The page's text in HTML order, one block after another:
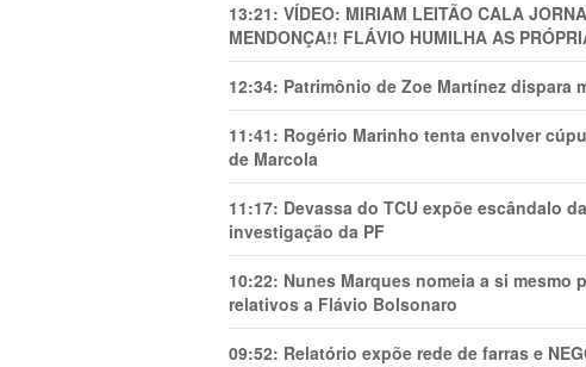
13:21: VÍDEO: MIRIAM LEITÃO CALA
MENDONÇA!! FLÁVIO HUMILHA AS
12:34: Patrimônio de Zoe Martínez dispara
11:41: Rogério Marinho tenta envolver
de Marcola
11:17: Devassa do TCU expõe escândalo
investigação da PF
10:22: Nunes Marques nomeia a si
relativos a Flávio Bolsonaro
09:52: Relatório expõe rede de farras e